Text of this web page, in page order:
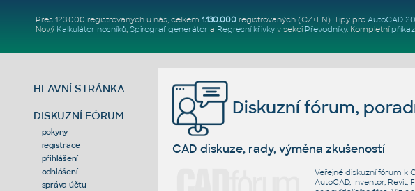
Přes 123.000 registrovaných u nás, celkem 1.130.000registrovaných (CZ+EN). Tipy pro AutoCAD
Nový Kalkulátor nosníků, Spirograf generátor a Regresní křivkyv sekci Převodníky. Kompletní
HLAVNÍ STRÁNKA
DISKUZNÍ FÓRUM
pokyny
registrace
přihlášení
odhlášení
správa účtu
Diskuzní fórum,
CAD diskuze, rady, výměna zkušeností
Veřejné diskuzní fórum k
AutoCAD, Inventor,